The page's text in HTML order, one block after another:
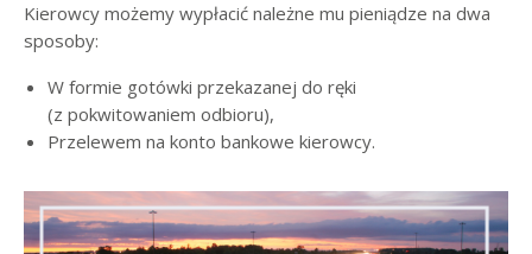
Kierowcy możemy wypłacić należne mu pieniądze na dwa
sposoby:
W formie gotówki przekazanej do ręki
(z pokwitowaniem odbioru),
Przelewem na konto bankowe kierowcy.